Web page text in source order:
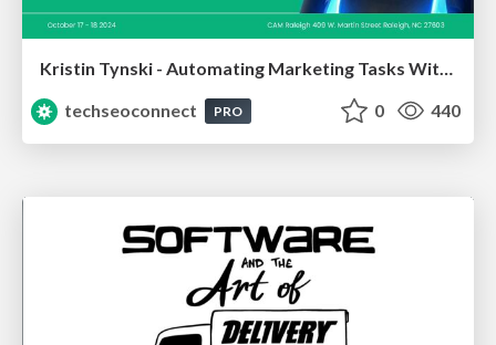
techseoconnect
PRO 0 440